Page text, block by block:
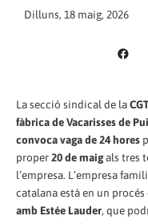
Dilluns, 18 maig, 2026
La secció sindical de la
fàbrica de Vacarisses de
convoca vaga de 24 hores
proper20 de maigals tres
l’empresa. L’empresa
catalana està en un procés
amb Estée Lauder, que